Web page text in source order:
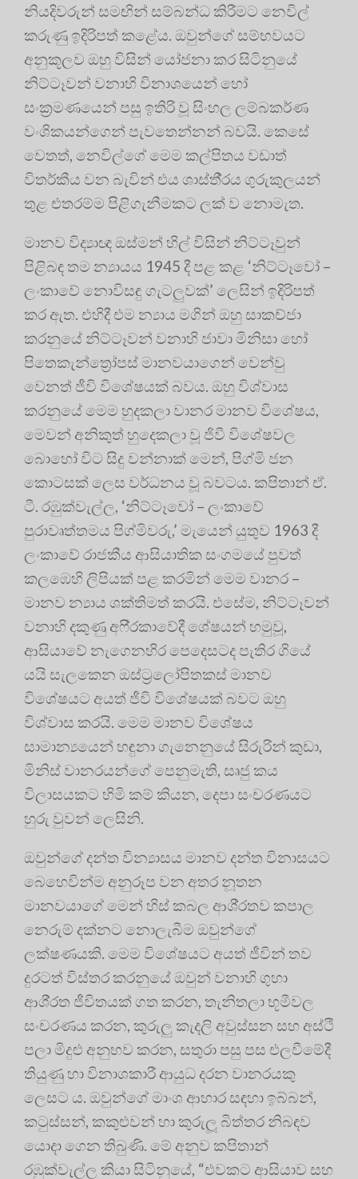
නියදිවරුන් සමඟින් සම්බන්ධ කිරීමට නෙවිල්
කරුණු ඉදිරිපත් කළේය. ඔවුන්ගේ සම්භවයට
අනුකූලව ඔහු විසින් යෝජනා කර සිටිනුයේ
නිට්ටෑවන් වනාහි විනාශයෙන් හෝ
සංක‍්‍රමණයෙන් පසු ඉතිරි වූ සිංහල ලම්බකර්ණ
වංශිකයන්ගෙන් පැවතෙන්නන් බවයි. කෙසේ
වෙතත්, නෙවිල්ගේ මෙම කල්පිතය වඩාත්
විතර්කීය වන බැවින් එය ශාස්තී‍්‍රය ගුරුකුලයන්
තුළ එතරම්ම පිළිගැනීමකට ලක් ව නොමැත.
මානව විද්‍යාඥ ඔස්මන් හිල් විසින් නිට්ටෑවුන්
පිළිබඳ තම න්‍යායය 1945 දී පළ කළ ‘නිට්ටෑවෝ –
ලංකාවේ නොවිසඳු ගැටලුවක්’ ලෙසින් ඉදිරිපත්
කර ඇත. එහිදී එම න්‍යාය මගින් ඔහු සාකච්ජා
කරනුයේ නිට්ටෑවන් වනාහි ජාවා මිනිසා හෝ
පිතෙකැන්ත්‍රෝපස් මානවයාගෙන් වෙන්වු
වෙනත් ජීවි විශේෂයක් බවය. ඔහු විශ්වාස
කරනුයේ මෙම හුදකලා වානර මානව විශේෂය,
මෙවන් අනිකුත් හුදෙකලා වූ ජිවී විශේෂවල
බොහෝ විට සිදු වන්නාක් මෙන්, පිග්මි ජන
කොටසක් ලෙස වර්ධනය වූ බවටය. කපිතාන් ඒ.
ටී. රඹුක්වැල්ල, ‘නිට්ටෑවෝ – ලංකාවේ
පුරාවෘත්තමය පිග්මිවරු,’ මැයෙන් යුතුව 1963 දී
ලංකාවේ රාජකීය ආසියාතික සංගමයේ පුවත්
කලඹෙහි ලිපියක් පළ කරමින් මෙම වානර –
මානව න්‍යාය ශක්තිමත් කරයි. එසේම, නිට්ටෑවන්
වනාහි දකුණු අෆි‍්‍රකාවේදී ශේෂයන් හමුවූ,
ආසියාවේ නැගෙනහිර පෙදෙසටද පැතිර ගියේ
යයි සැලකෙන ඔස්ට‍්‍රලෝපිතකස් මානව
විශේෂයට අයත් ජීවි විශේෂයක් බවට ඔහු
විශ්වාස කරයි. මෙම මානව විශේෂය
සාමාන්‍යයෙන් හඳුනා ගැනෙනුයේ සිරුරින් කුඩා,
මිනිස් වානරයන්ගේ පෙනුමැති, සෘජු කය
විලාසයකට හිමි කම් කියන, දෙපා සංචරණයට
හුරු වුවන් ලෙසිනි.
ඔවුන්ගේ දන්ත වින්‍යාසය මානව දන්ත විනාසයට
බෙහෙවින්ම අනුරූප වන අතර නූතන
මානවයාගේ මෙන් හිස් කබල ආශි‍්‍රතව කපාල
නෙරුම් දක්නට නොලැබීම ඔවුන්ගේ
ලක්ෂණයකි. මෙම විශේෂයට අයත් ජීවින් තව
දුරටත් විස්තර කරනුයේ ඔවුන් වනාහි ගුහා
ආශි‍්‍රත ජීවිතයක් ගත කරන, තැනිතලා භූමීවල
සංචරණය කරන, කුරුලු කැදලි අවුස්සන සහ අස්ථි
පලා මිදුළු අනුභව කරන, සතුරා පසු පස එලවීමේදී
තියුණු හා විනාශකාරී ආයුධ දරන වානරයකු
ලෙසට ය. ඔවුන්ගේ මාංශ ආහාර සඳහා ඉබ්බන්,
කටුස්සන්, කකුළුවන් හා කුරුලූ බිත්තර නිබඳව
යොදා ගෙන තිබුණි. මේ අනුව කපිතාන්
රඹුක්වැල්ල කියා සිටිනුයේ, “එවකට ආසියාව සහ